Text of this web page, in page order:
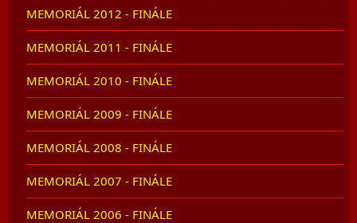
MEMORIÁL 2012 - FINÁLE
MEMORIÁL 2011 - FINÁLE
MEMORIÁL 2010 - FINÁLE
MEMORIÁL 2009 - FINÁLE
MEMORIÁL 2008 - FINÁLE
MEMORIÁL 2007 - FINÁLE
MEMORIÁL 2006 - FINÁLE